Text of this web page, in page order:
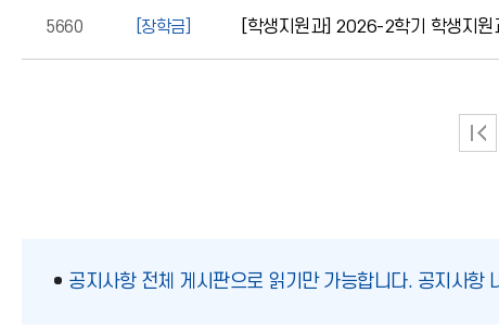
5660 [장학금] [학생지원과] 2026-2학기 학생지
공지사항 전체 게시판으로 읽기만 가능합니다. 공지사